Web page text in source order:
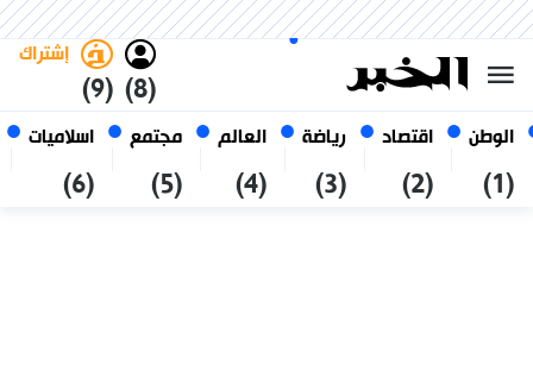
الوطن
(1)
اقتصاد
(2)
رياضة
(3)
العالم
(4)
مجتمع
(5)
اسلاميات
(6)
(8)
إشتراك
(9)
أغسطس 2026
الجزائر